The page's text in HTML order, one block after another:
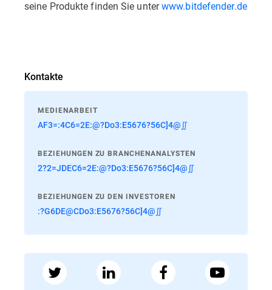
seine Produkte finden Sie unterwww.bitdefender.de
Kontakte
MEDIENARBEIT
AF3=:4C6=2E:@?Do3:E5676?56C]4@∬
BEZIEHUNGEN ZU BRANCHENANALYSTEN
2?2=JDEC6=2E:@?Do3:E5676?56C]4@∬
BEZIEHUNGEN ZU DEN INVESTOREN
:?G6DE@CDo3:E5676?56C]4@∬